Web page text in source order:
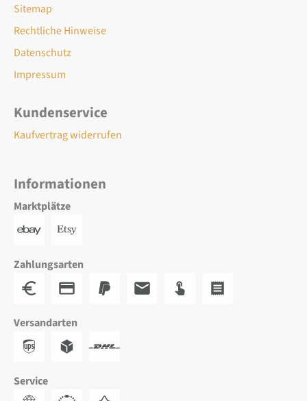
Sitemap
Rechtliche Hinweise
Datenschutz
Impressum
Kundenservice
Kaufvertrag widerrufen
Informationen
Marktplätze
Zahlungsarten
Versandarten
Service